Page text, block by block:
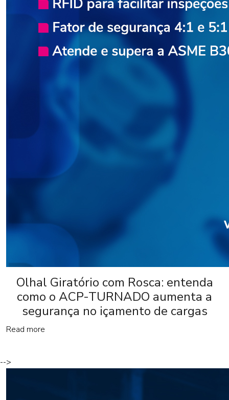
Olhal Giratório com Rosca: entenda
como o ACP-TURNADO aumenta a
segurança no içamento de cargas
Read more
-->